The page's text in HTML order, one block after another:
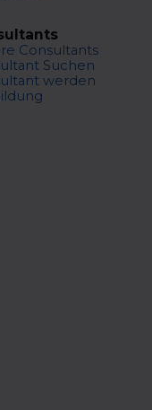
Consultants
Suchen
werden